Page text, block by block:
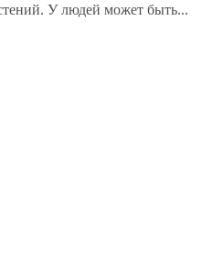
У людей может быть...